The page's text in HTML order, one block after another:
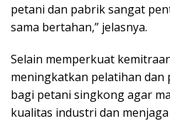
petani dan pabrik sangat
sama bertahan,” jelasnya.
Selain memperkuat
meningkatkan pelatihan dan
bagi petani singkong agar
kualitas industri dan